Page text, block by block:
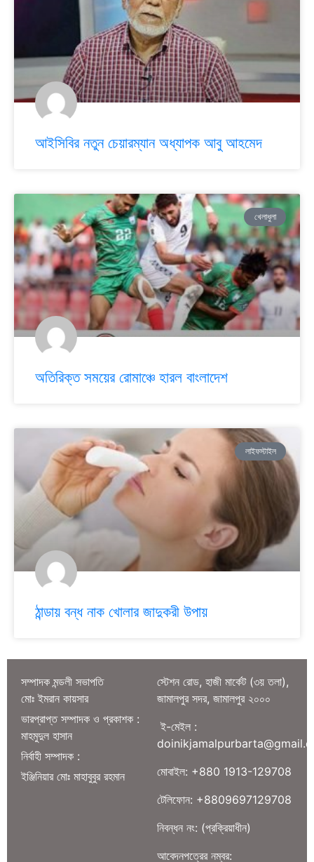
আইসিবির নতুন চেয়ারম্যান অধ্যাপক আবু আহমেদ
খেলাধুলা
অতিরিক্ত সময়ের রোমাঞ্চে হারল বাংলাদেশ
লাইফস্টাইল
ঠান্ডায় বন্ধ নাক খোলার জাদুকরী উপায়
সম্পাদক মন্ডলী সভাপতি
মোঃ ইমরান কায়সার
ভারপ্রাপ্ত সম্পাদক ও প্রকাশক :
মাহমুদুল হাসান
নির্বাহী সম্পাদক :
ইঞ্জিনিয়ার মোঃ মাহাবুবুর রহমান
স্টেশন রোড, হাজী মার্কেট (৩য় তলা),
জামালপুর সদর, জামালপুর ২০০০
ই-মেইল :
মোবাইল: +880 1913-129708
টেলিফোন: +8809697129708
নিবন্ধন নং: (প্রক্রিয়াধীন)
আবেদনপত্রের নম্বর: